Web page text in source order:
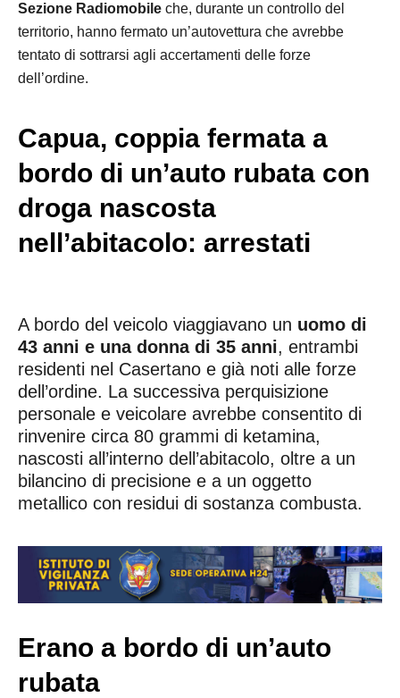
Sezione Radiomobile che, durante un controllo del
territorio, hanno fermato un’autovettura che avrebbe
tentato di sottrarsi agli accertamenti delle forze
dell’ordine.
Capua, coppia fermata a
bordo di un’auto rubata con
droga nascosta
nell’abitacolo: arrestati
A bordo del veicolo viaggiavano un uomo di
43 anni e una donna di 35 anni, entrambi
residenti nel Casertano e già noti alle forze
dell’ordine. La successiva perquisizione
personale e veicolare avrebbe consentito di
rinvenire circa 80 grammi di ketamina,
nascosti all’interno dell’abitacolo, oltre a un
bilancino di precisione e a un oggetto
metallico con residui di sostanza combusta.
Erano a bordo di un’auto
rubata